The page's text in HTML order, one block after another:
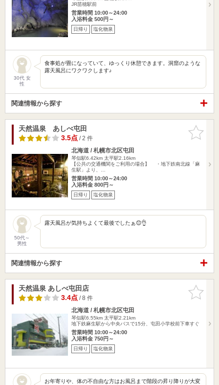
JR苗穂駅前
営業時間 10:00～24:00
入浴料金 500円～
日帰り 塩化物泉
30代 女
性
食事処が畳になっていて、ゆっくり休憩できます。洞窟のような
露天風呂にワクワクします♪
関連情報から探す
お気に入
りに追加
天然温泉 あしべ屯田
3.5点/ 2 件
北海道 / 札幌市北区屯田
琴似駅6.42km 太平駅2.16km
【公共の交通機関をご利用の場合】 ・地下鉄南北線「麻
生駅」より、…
営業時間 10:00～24:00
入浴料金 800円～
日帰り 塩化物泉
50代～
男性
露天風呂が気持ちよくて最後でしたぁ😊👌
関連情報から探す
お気に入
りに追加
天然温泉 あしべ屯田店
3.4点/ 8 件
北海道 / 札幌市北区屯田
琴似駅6.55km 太平駅2.21km
地下鉄麻生駅から中央バスで15分、屯田小学校前下車すぐ
営業時間 10:00～24:00
入浴料金 750円～
日帰り 塩化物泉
お年寄りや、体の不自由な方はお風呂まで階段の昇り降りが大変